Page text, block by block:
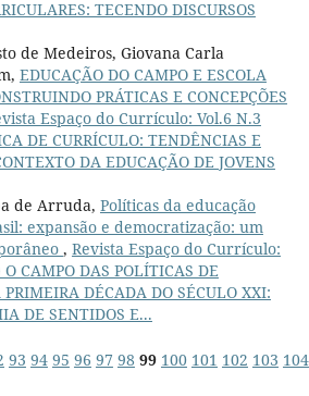
TECENDO DISCURSOS
de Medeiros, Giovana Carla
EDUCAÇÃO DO CAMPO E ESCOLA
PRÁTICAS E CONCEPÇÕES
Espaço do Currículo: Vol.6 N.3
DE CURRÍCULO: TENDÊNCIAS E
DA EDUCAÇÃO DE JOVENS
de Arruda, Políticas da educação
expansão e democratização: um
, Revista Espaço do Currículo:
CAMPO DAS POLÍTICAS DE
DÉCADA DO SÉCULO XXI:
DE SENTIDOS E...
93 94 95 96 97 98 99 100 101 102 103 104